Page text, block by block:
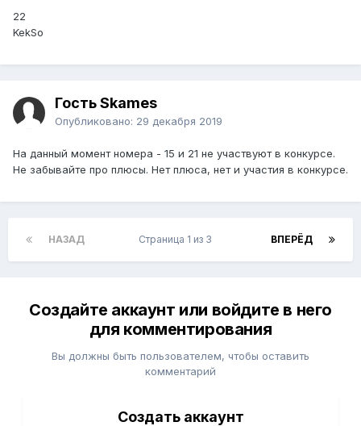
22
KekSo
Гость Skames
Опубликовано: 29 декабря 2019
На данный момент номера - 15 и 21 не участвуют в конкурсе.
Не забывайте про плюсы. Нет плюса, нет и участия в конкурсе.
НАЗАД ВПЕРЁД
Страница 1 из 3
Создайте аккаунт или войдите в него
для комментирования
Вы должны быть пользователем, чтобы оставить
комментарий
Создать аккаунт